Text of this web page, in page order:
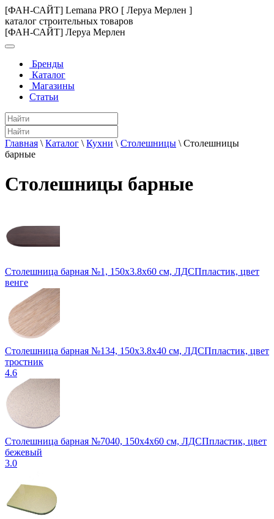
[ФАН-САЙТ] Lemana PRO [ Леруа Мерлен ]
каталог строительных товаров
[ФАН-САЙТ] Леруа Мерлен
Бренды
Каталог
Магазины
Статьи
Главная \ Каталог \ Кухни \ Столешницы \ Столешницы
барные
Столешницы барные
Столешница барная №1, 150х3.8х60 см, ЛДСПпластик, цвет
венге
Столешница барная №134, 150х3.8х40 см, ЛДСПпластик, цвет
тростник
4.6
Столешница барная №7040, 150х4х60 см, ЛДСПпластик, цвет
бежевый
3.0